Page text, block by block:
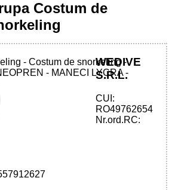
Costum de
MAN TOP -
WEDIVE
S.R.L.
CUI:
RO49762654
Nr.ord.RC: